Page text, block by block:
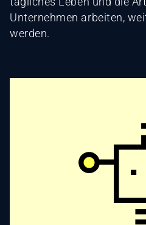
Unternehmen arbeiten,
werden.